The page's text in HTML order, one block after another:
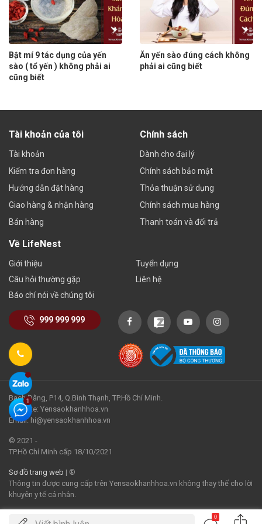
Bật mí 9 tác dụng của yến
sào ( tổ yến ) không phải ai
cũng biết
Ăn yến sào đúng cách không
phải ai cũng biết
Tài khoản của tôi
Tài khoản
Kiểm tra đơn hàng
Hướng dẫn đặt hàng
Giao hàng & nhận hàng
Bán hàng
Chính sách
Dành cho đại lý
Chính sách bảo mật
Thỏa thuận sử dụng
Chính sách mua hàng
Thanh toán và đổi trả
Về LifeNest
Giới thiệu
Câu hỏi thường gặp
Báo chí nói về chúng tôi
Tuyển dụng
Liên hệ
999 999 999
Bạch Đằng, P14, Q.Bình Thạnh, TP.Hồ Chí Minh.
Website: Yensaokhanhhoa.vn
Email: hi@yensaokhanhhoa.vn
© 2021 -
TP.Hồ Chí Minh cấp 18/10/2021
Sơ đồ trang web | ®
Thông tin được cung cấp trên Yensaokhanhhoa.vn không thay thế cho lời
khuyên y tế cá nhân.
0